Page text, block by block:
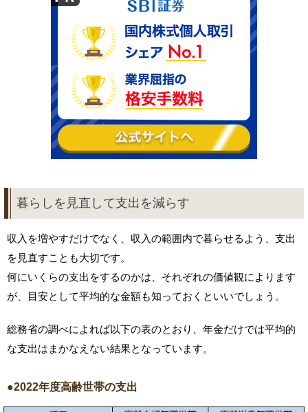
暮らしを見直して支出を減らす
収入を増やすだけでなく、収入の範囲内で暮らせるよう、支出
を見直すことも大切です。
何にいくらの支出をするのかは、それぞれの価値観によります
が、目安として平均的な金額も知っておくといいでしょう。
総務省の調べによれば以下の表のとおり、年金だけでは平均的
な支出はまかなえない結果となっています。
●2022年度高齢世帯の支出